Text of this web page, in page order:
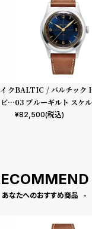
ク
ー
BALTIC / バルチック
03 ブルーギルト スケ
ック ライオン レザーベ
¥82,500(税込)
あなたへのおすすめ商品